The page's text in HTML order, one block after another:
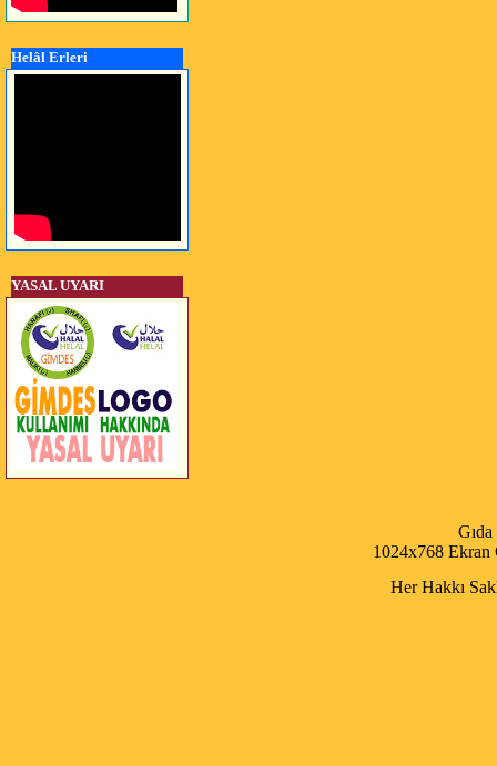
Helâl Erleri
YASAL UYARI
1024x768 Ekran
Her Hakkı